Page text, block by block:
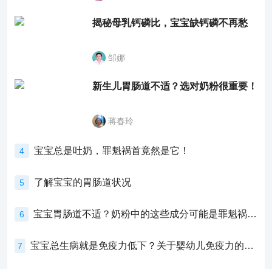
揭秘母乳钙磷比，宝宝缺钙磷不再愁
邹娜
新生儿胃肠道不适？选对奶粉很重要！
蒋春玲
4 宝宝总是吐奶，罪魁祸首竟然是它！
5 了解宝宝的胃肠道状况
6 宝宝胃肠道不适？奶粉中的这些成分可能是罪魁祸首！
7 宝宝总生病就是免疫力低下？关于婴幼儿免疫力的真相，家长必须了解！